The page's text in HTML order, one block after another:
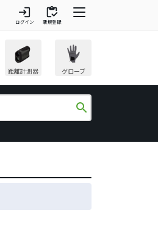
login
ログイン
inventory
新規登録
距離計測器 グローブ
search